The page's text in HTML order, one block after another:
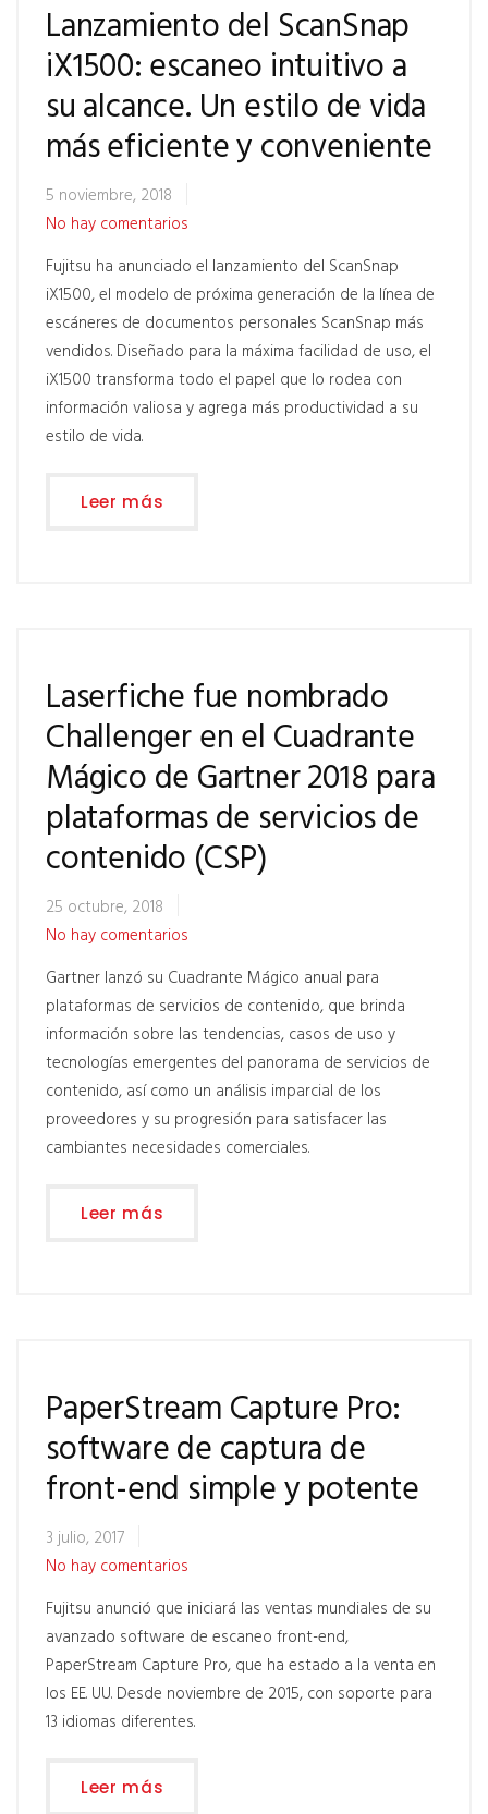
Lanzamiento del ScanSnap
iX1500: escaneo intuitivo a
su alcance. Un estilo de vida
más eficiente y conveniente
5 noviembre, 2018
No hay comentarios
Fujitsu ha anunciado el lanzamiento del ScanSnap
iX1500, el modelo de próxima generación de la línea de
escáneres de documentos personales ScanSnap más
vendidos. Diseñado para la máxima facilidad de uso, el
iX1500 transforma todo el papel que lo rodea con
información valiosa y agrega más productividad a su
estilo de vida.
Leer más
Laserfiche fue nombrado
Challenger en el Cuadrante
Mágico de Gartner 2018 para
plataformas de servicios de
contenido (CSP)
25 octubre, 2018
No hay comentarios
Gartner lanzó su Cuadrante Mágico anual para
plataformas de servicios de contenido, que brinda
información sobre las tendencias, casos de uso y
tecnologías emergentes del panorama de servicios de
contenido, así como un análisis imparcial de los
proveedores y su progresión para satisfacer las
cambiantes necesidades comerciales.
Leer más
PaperStream Capture Pro:
software de captura de
front-end simple y potente
3 julio, 2017
No hay comentarios
Fujitsu anunció que iniciará las ventas mundiales de su
avanzado software de escaneo front-end,
PaperStream Capture Pro, que ha estado a la venta en
los EE. UU. Desde noviembre de 2015, con soporte para
13 idiomas diferentes.
Leer más